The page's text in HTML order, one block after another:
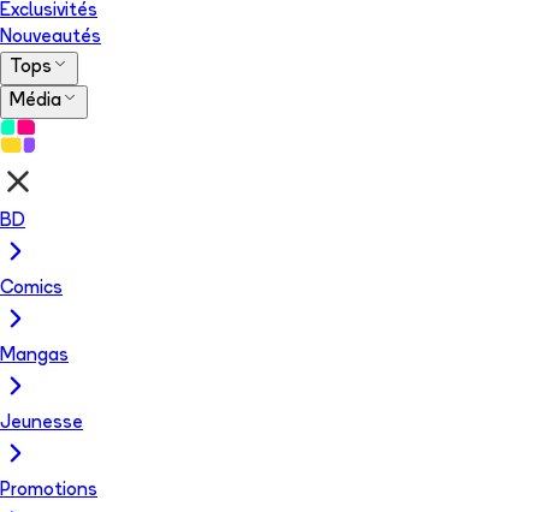
Exclusivités
Nouveautés
Tops
Média
BD
Comics
Mangas
Jeunesse
Promotions